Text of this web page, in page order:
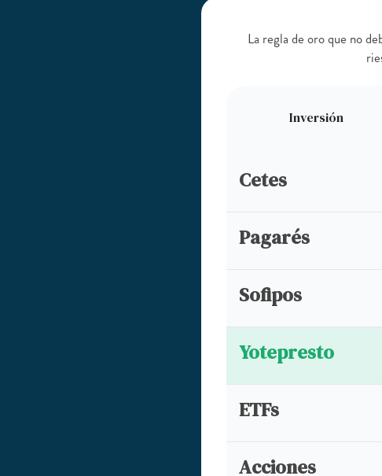
La regla de oro que no
Inversión
Cetes
Pagarés
Sofipos
Yotepresto
ETFs
Acciones